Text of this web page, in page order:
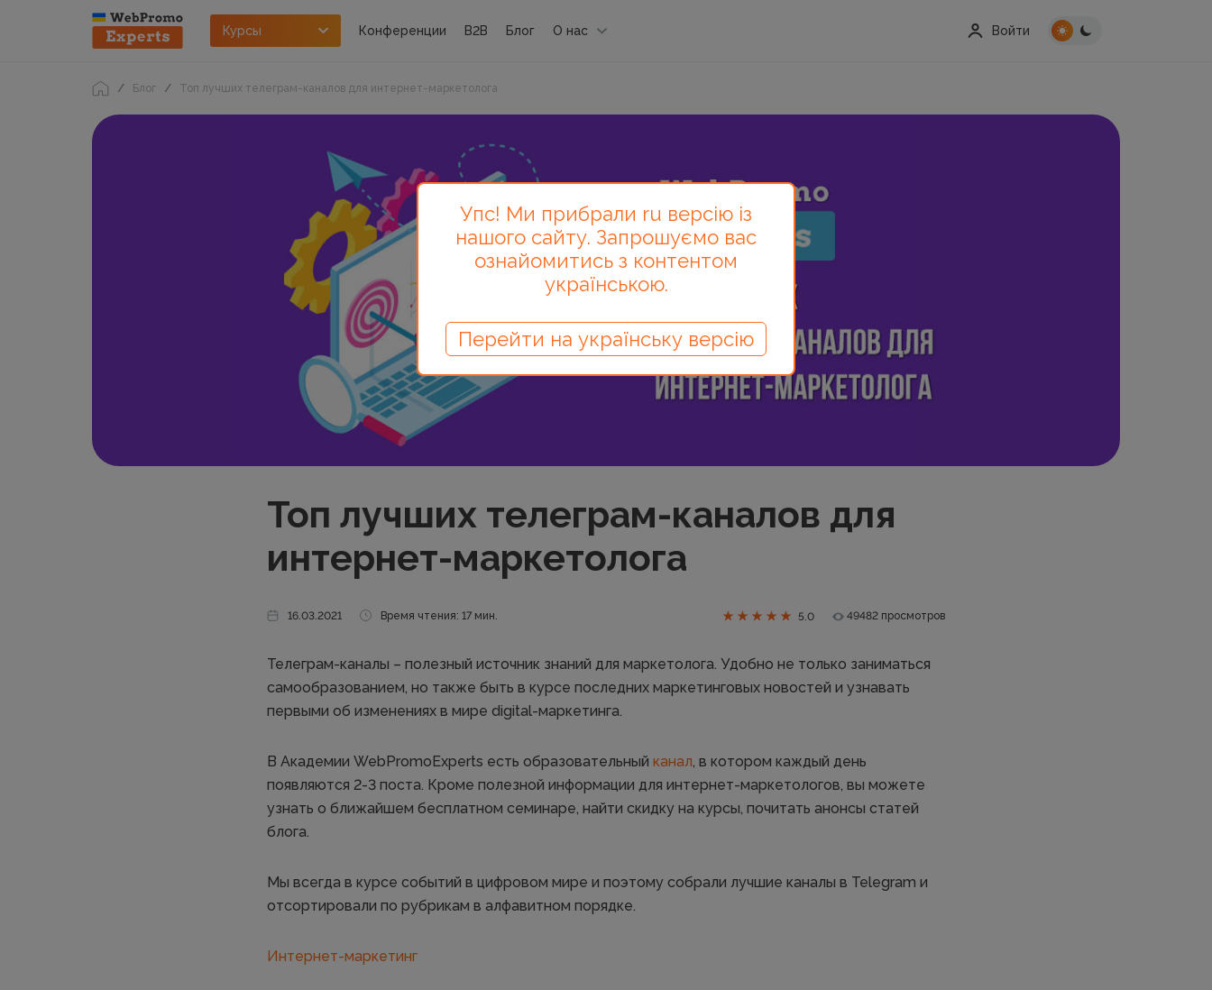
Курсы Конференции B2B Блог О нас Войти
Блог Топ лучших телеграм-каналов для интернет-маркетолога
Топ лучших телеграм-каналов для
интернет-маркетолога
16.03.2021 Время чтения: 17 мин. 5.0 49482 просмотров
Телеграм-каналы – полезный источник знаний для маркетолога. Удобно не только заниматься
самообразованием, но также быть в курсе последних маркетинговых новостей и узнавать
первыми об изменениях в мире digital-маркетинга.
В Академии WebPromoExperts есть образовательный канал, в котором каждый день
появляются 2-3 поста. Кроме полезной информации для интернет-маркетологов, вы можете
узнать о ближайшем бесплатном семинаре, найти скидку на курсы, почитать анонсы статей
блога.
Мы всегда в курсе событий в цифровом мире и поэтому собрали лучшие каналы в Telegram и
отсортировали по рубрикам в алфавитном порядке.
Интернет-маркетинг
Упс! Ми прибрали ru версію із
нашого сайту. Запрошуємо вас
ознайомитись з контентом
українською.
Перейти на українську версію